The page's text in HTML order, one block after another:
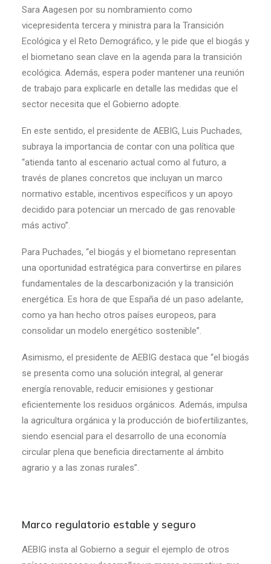
Sara Aagesen por su nombramiento como
vicepresidenta tercera y ministra para la Transición
Ecológica y el Reto Demográfico, y le pide que el biogás y
el biometano sean clave en la agenda para la transición
ecológica. Además, espera poder mantener una reunión
de trabajo para explicarle en detalle las medidas que el
sector necesita que el Gobierno adopte.
En este sentido, el presidente de AEBIG, Luis Puchades,
subraya la importancia de contar con una política que
“atienda tanto al escenario actual como al futuro, a
través de planes concretos que incluyan un marco
normativo estable, incentivos específicos y un apoyo
decidido para potenciar un mercado de gas renovable
más activo”.
Para Puchades, “el biogás y el biometano representan
una oportunidad estratégica para convertirse en pilares
fundamentales de la descarbonización y la transición
energética. Es hora de que España dé un paso adelante,
como ya han hecho otros países europeos, para
consolidar un modelo energético sostenible”.
Asimismo, el presidente de AEBIG destaca que “el biogás
se presenta como una solución integral, al generar
energía renovable, reducir emisiones y gestionar
eficientemente los residuos orgánicos. Además, impulsa
la agricultura orgánica y la producción de biofertilizantes,
siendo esencial para el desarrollo de una economía
circular plena que beneficia directamente al ámbito
agrario y a las zonas rurales”.
Marco regulatorio estable y seguro
AEBIG insta al Gobierno a seguir el ejemplo de otros